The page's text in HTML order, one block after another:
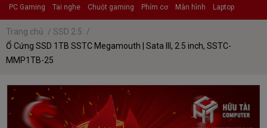
PC Gaming Tai nghe Chuột gaming Phím cơ Màn hình Laptop
Trang chủ / SSD 2.5 /
Ổ Cứng SSD 1TB SSTC Megamouth | Sata III, 2.5 inch, SSTC-
MMP1TB-25